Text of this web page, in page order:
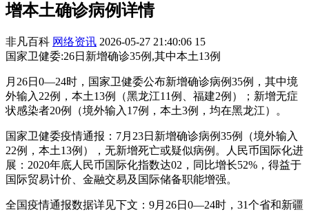
增本土确诊病例详情
非凡百科 网络资讯 2026-05-27 21:40:06 15
国家卫健委:26日新增确诊35例,其中本土13例
月26日0—24时，国家卫健委公布新增确诊病例35例，其中境
外输入22例，本土13例（黑龙江11例、福建2例）；新增无症
状感染者20例（境外输入17例，本土3例，均在黑龙江）。
国家卫健委疫情通报：7月23日新增确诊病例35例（境外输入
22例，本土13例），无新增死亡或疑似病例。人民币国际化进
展：2020年底人民币国际化指数达02，同比增长52%，得益于
国际贸易计价、金融交易及国际储备职能增强。
全国疫情通报数据详见下文：9月26日0—24时，31个省和新疆